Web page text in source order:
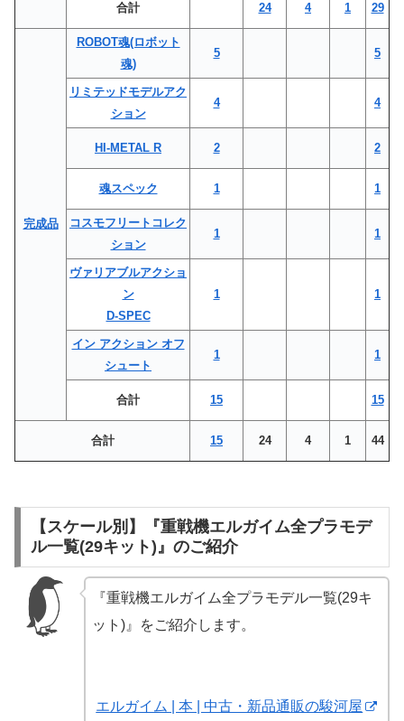
合計 24 4 1 29
完成品
ROBOT魂(ロボット
魂)
5 5
リミテッドモデルアク
ション
4 4
HI-METAL R 2 2
魂スペック 1 1
コスモフリートコレク
ション
1 1
ヴァリアブルアクショ
ン
D-SPEC
1 1
イン アクション オフ
シュート
1 1
合計 15 15
合計 15 24 4 1 44
【スケール別】『重戦機エルガイム全プラモデ
ル一覧(29キット)』のご紹介
『重戦機エルガイム全プラモデル一覧(29キ
ット)』をご紹介します。
エルガイム | 本 | 中古・新品通販の駿河屋